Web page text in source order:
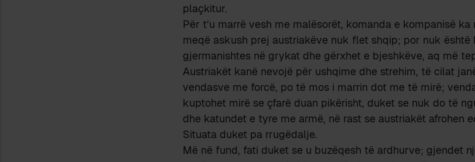
plaçkitur.
Për t’u marrë vesh me malësorët, komanda e kompanisë
meqë askush prej austriakëve nuk flet shqip; por nuk
gjermanishtes në grykat dhe gërxhet e bjeshkëve, aq më
Austriakët kanë nevojë për ushqime dhe strehim, të cilat
vendasve me forcë, po të mos i marrin dot me të mirë;
kuptohet mirë se çfarë duan pikërisht, duket se nuk do të
dhe katundet e tyre me armë, në rast se austriakët afrohen
Situata duket pa rrugëdalje.
Më në fund, fati duket se u buzëqesh të ardhurve; gjendet